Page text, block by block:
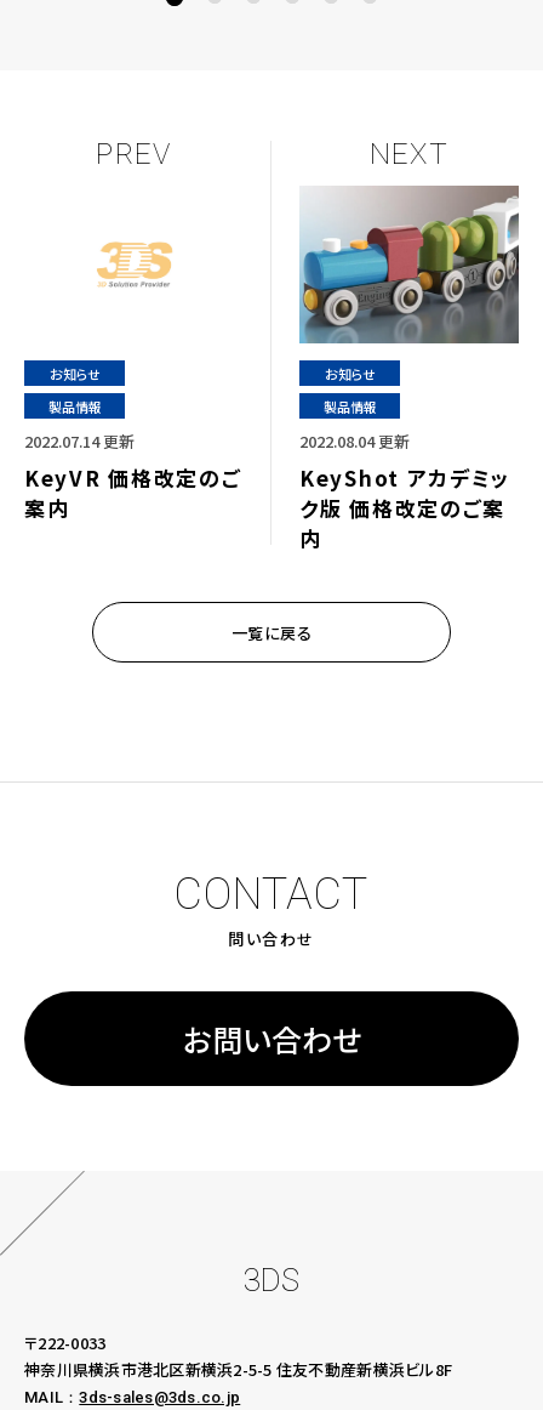
PREV
お知らせ
製品情報
2022.07.14 更新
KeyVR 価格改定のご
案内
NEXT
お知らせ
製品情報
2022.08.04 更新
KeyShot アカデミッ
ク版 価格改定のご案
内
一覧に戻る
CONTACT
問い合わせ
お問い合わせ
3DS
〒222-0033
神奈川県横浜市港北区新横浜2-5-5 住友不動産新横浜ビル8F
MAIL：3ds-sales@3ds.co.jp